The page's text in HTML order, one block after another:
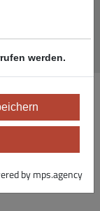
werden.
by mps.agency